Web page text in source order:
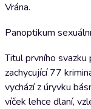
Vrána.
Panoptikum
Titul prvního
zachycující 77
vychází z úryvku
víček lehce dlaní,